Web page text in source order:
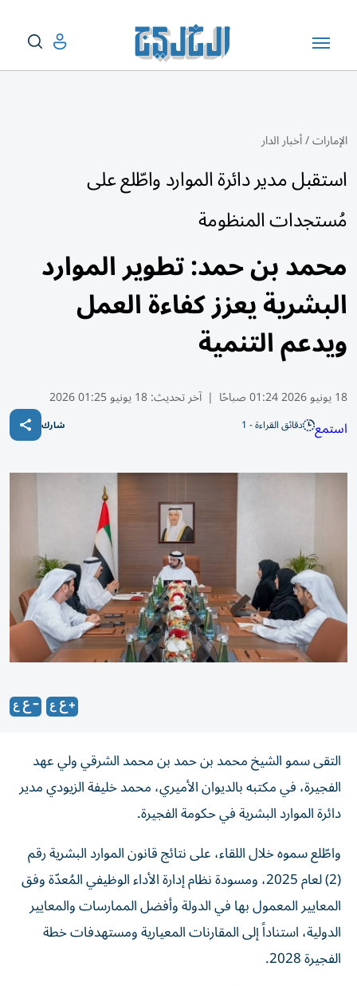
الإمارات/أخبار الدار
استقبل مدير دائرة الموارد واطّلع على
مُستجدات المنظومة
محمد بن حمد: تطوير الموارد
البشرية يعزز كفاءة العمل
ويدعم التنمية
18 يونيو 2026 01:24 صباحًا | آخر تحديث:18 يونيو 01:25 2026
استمع دقائق القراءة - 1 شارك
التقى سمو الشيخ محمد بن حمد بن محمد الشرقي ولي عهد
الفجيرة، في مكتبه بالديوان الأميري، محمد خليفة الزيودي مدير
دائرة الموارد البشرية في حكومة الفجيرة.
واطّلع سموه خلال اللقاء، على نتائج قانون الموارد البشرية رقم
(2) لعام 2025، ومسودة نظام إدارة الأداء الوظيفي المُعدّة وفق
المعايير المعمول بها في الدولة وأفضل الممارسات والمعايير
الدولية، استناداً إلى المقارنات المعيارية ومستهدفات خطة
الفجيرة 2028.